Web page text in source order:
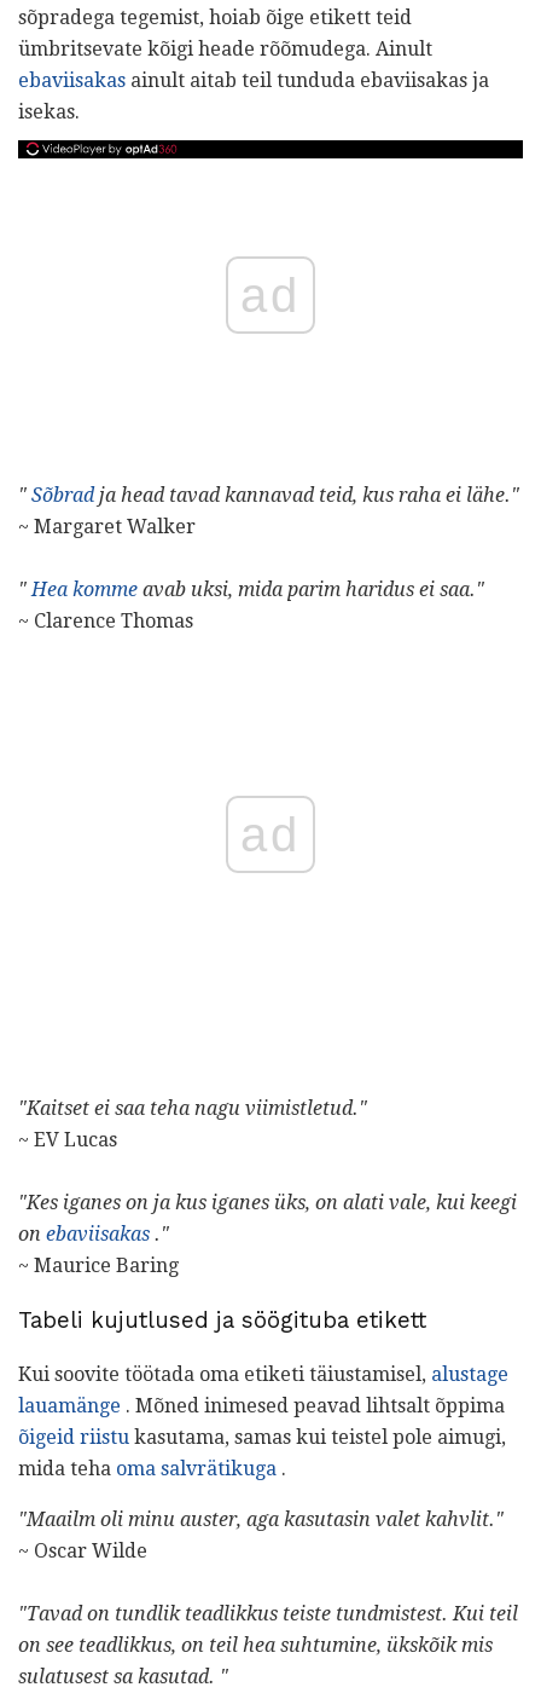
sõpradega tegemist, hoiab õige etikett teid
ümbritsevate kõigi heade rõõmudega. Ainult
ebaviisakas ainult aitab teil tunduda ebaviisakas ja
isekas.
ad
" Sõbrad ja head tavad kannavad teid, kus raha ei lähe."
~ Margaret Walker
"Hea komme avab uksi, mida parim haridus ei saa."
~ Clarence Thomas
ad
"Kaitset ei saa teha nagu viimistletud."
~ EV Lucas
"Kes iganes on ja kus iganes üks, on alati vale, kui keegi
on ebaviisakas ."
~ Maurice Baring
Tabeli kujutlused ja söögituba etikett
Kui soovite töötada oma etiketi täiustamisel, alustage
lauamänge . Mõned inimesed peavad lihtsalt õppima
õigeid riistu kasutama, samas kui teistel pole aimugi,
mida teha oma salvrätikuga .
"Maailm oli minu auster, aga kasutasin valet kahvlit."
~ Oscar Wilde
"Tavad on tundlik teadlikkus teiste tundmistest. Kui teil
on see teadlikkus, on teil hea suhtumine, ükskõik mis
sulatusest sa kasutad. "